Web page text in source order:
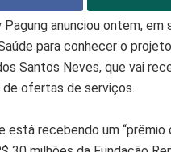
anunciou ontem, em
para conhecer o
Santos Neves, que vai
ofertas de serviços.
está recebendo um